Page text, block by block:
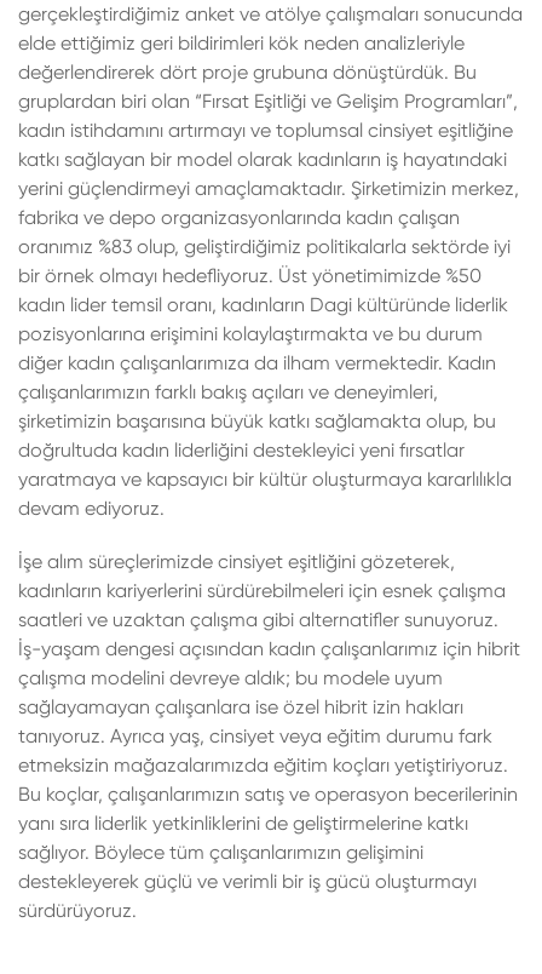
gerçekleştirdiğimiz anket ve atölye çalışmaları sonucunda
elde ettiğimiz geri bildirimleri kök neden analizleriyle
değerlendirerek dört proje grubuna dönüştürdük. Bu
gruplardan biri olan “Fırsat Eşitliği ve Gelişim Programları”,
kadın istihdamını artırmayı ve toplumsal cinsiyet eşitliğine
katkı sağlayan bir model olarak kadınların iş hayatındaki
yerini güçlendirmeyi amaçlamaktadır. Şirketimizin merkez,
fabrika ve depo organizasyonlarında kadın çalışan
oranımız %83 olup, geliştirdiğimiz politikalarla sektörde iyi
bir örnek olmayı hedefliyoruz. Üst yönetimimizde %50
kadın lider temsil oranı, kadınların Dagi kültüründe liderlik
pozisyonlarına erişimini kolaylaştırmakta ve bu durum
diğer kadın çalışanlarımıza da ilham vermektedir. Kadın
çalışanlarımızın farklı bakış açıları ve deneyimleri,
şirketimizin başarısına büyük katkı sağlamakta olup, bu
doğrultuda kadın liderliğini destekleyici yeni fırsatlar
yaratmaya ve kapsayıcı bir kültür oluşturmaya kararlılıkla
devam ediyoruz.
İşe alım süreçlerimizde cinsiyet eşitliğini gözeterek,
kadınların kariyerlerini sürdürebilmeleri için esnek çalışma
saatleri ve uzaktan çalışma gibi alternatifler sunuyoruz.
İş-yaşam dengesi açısından kadın çalışanlarımız için hibrit
çalışma modelini devreye aldık; bu modele uyum
sağlayamayan çalışanlara ise özel hibrit izin hakları
tanıyoruz. Ayrıca yaş, cinsiyet veya eğitim durumu fark
etmeksizin mağazalarımızda eğitim koçları yetiştiriyoruz.
Bu koçlar, çalışanlarımızın satış ve operasyon becerilerinin
yanı sıra liderlik yetkinliklerini de geliştirmelerine katkı
sağlıyor. Böylece tüm çalışanlarımızın gelişimini
destekleyerek güçlü ve verimli bir iş gücü oluşturmayı
sürdürüyoruz.